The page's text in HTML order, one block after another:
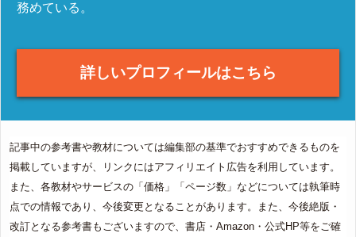
務めている。
詳しいプロフィールはこちら
記事中の参考書や教材については編集部の基準でおすすめできるものを
掲載していますが、リンクにはアフィリエイト広告を利用しています。
また、各教材やサービスの「価格」「ページ数」などについては執筆時
点での情報であり、今後変更となることがあります。また、今後絶版・
改訂となる参考書もございますので、書店・Amazon・公式HP等をご確